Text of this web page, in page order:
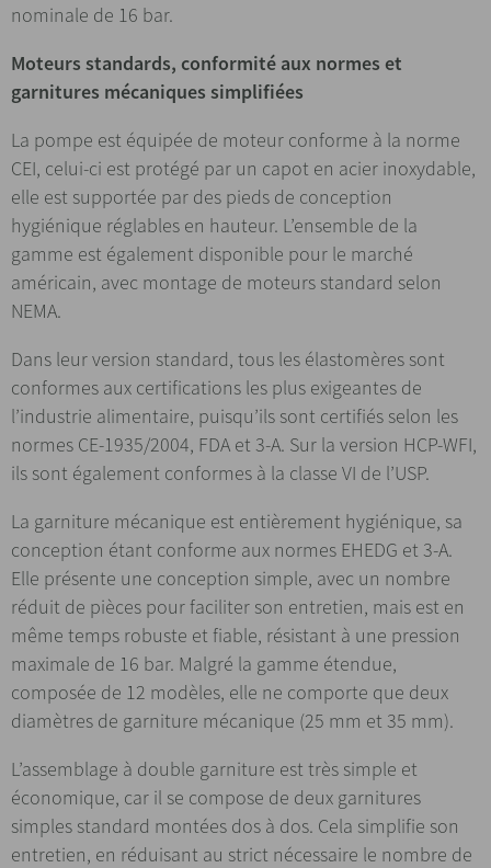
nominale de 16 bar.
Moteurs standards, conformité aux normes et
garnitures mécaniques simplifiées
La pompe est équipée de moteur conforme à la norme
CEI, celui-ci est protégé par un capot en acier inoxydable,
elle est supportée par des pieds de conception
hygiénique réglables en hauteur. L’ensemble de la
gamme est également disponible pour le marché
américain, avec montage de moteurs standard selon
NEMA.
Dans leur version standard, tous les élastomères sont
conformes aux certifications les plus exigeantes de
l’industrie alimentaire, puisqu’ils sont certifiés selon les
normes CE-1935/2004, FDA et 3-A. Sur la version HCP-WFI,
ils sont également conformes à la classe VI de l’USP.
La garniture mécanique est entièrement hygiénique, sa
conception étant conforme aux normes EHEDG et 3-A.
Elle présente une conception simple, avec un nombre
réduit de pièces pour faciliter son entretien, mais est en
même temps robuste et fiable, résistant à une pression
maximale de 16 bar. Malgré la gamme étendue,
composée de 12 modèles, elle ne comporte que deux
diamètres de garniture mécanique (25 mm et 35 mm).
L’assemblage à double garniture est très simple et
économique, car il se compose de deux garnitures
simples standard montées dos à dos. Cela simplifie son
entretien, en réduisant au strict nécessaire le nombre de